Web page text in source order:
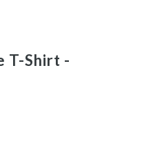
T-Shirt -